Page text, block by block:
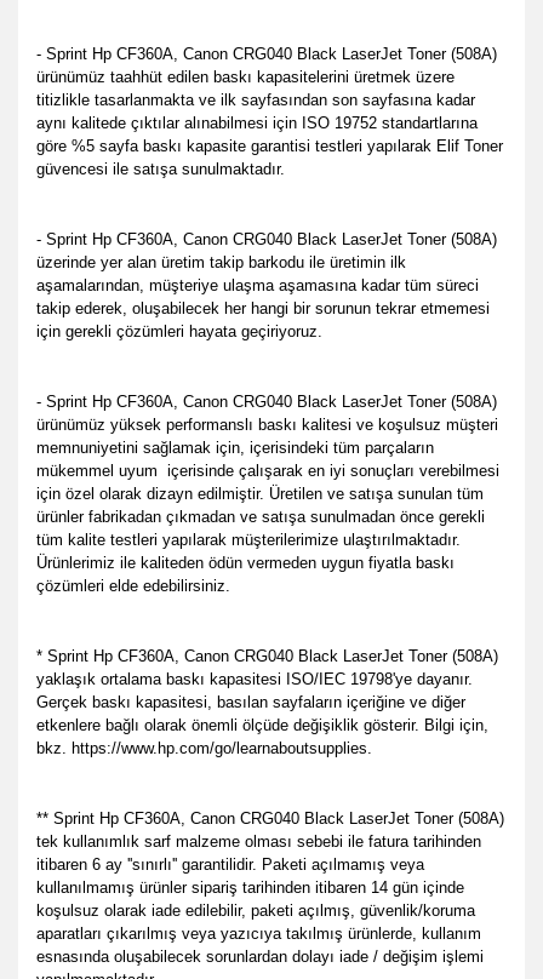
- Sprint Hp CF360A, Canon CRG040 Black LaserJet Toner (508A)
ürünümüz taahhüt edilen baskı kapasitelerini üretmek üzere
titizlikle tasarlanmakta ve ilk sayfasından son sayfasına kadar
aynı kalitede çıktılar alınabilmesi için ISO 19752 standartlarına
göre %5 sayfa baskı kapasite garantisi testleri yapılarak Elif Toner
güvencesi ile satışa sunulmaktadır.
- Sprint Hp CF360A, Canon CRG040 Black LaserJet Toner (508A)
üzerinde yer alan üretim takip barkodu ile üretimin ilk
aşamalarından, müşteriye ulaşma aşamasına kadar tüm süreci
takip ederek, oluşabilecek her hangi bir sorunun tekrar etmemesi
için gerekli çözümleri hayata geçiriyoruz.
- Sprint Hp CF360A, Canon CRG040 Black LaserJet Toner (508A)
ürünümüz yüksek performanslı baskı kalitesi ve koşulsuz müşteri
memnuniyetini sağlamak için, içerisindeki tüm parçaların
mükemmel uyum içerisinde çalışarak en iyi sonuçları verebilmesi
için özel olarak dizayn edilmiştir. Üretilen ve satışa sunulan tüm
ürünler fabrikadan çıkmadan ve satışa sunulmadan önce gerekli
tüm kalite testleri yapılarak müşterilerimize ulaştırılmaktadır.
Ürünlerimiz ile kaliteden ödün vermeden uygun fiyatla baskı
çözümleri elde edebilirsiniz.
* Sprint Hp CF360A, Canon CRG040 Black LaserJet Toner (508A)
yaklaşık ortalama baskı kapasitesi ISO/IEC 19798'ye dayanır.
Gerçek baskı kapasitesi, basılan sayfaların içeriğine ve diğer
etkenlere bağlı olarak önemli ölçüde değişiklik gösterir. Bilgi için,
bkz. https://www.hp.com/go/learnaboutsupplies.
** Sprint Hp CF360A, Canon CRG040 Black LaserJet Toner (508A)
tek kullanımlık sarf malzeme olması sebebi ile fatura tarihinden
itibaren 6 ay ''sınırlı'' garantilidir. Paketi açılmamış veya
kullanılmamış ürünler sipariş tarihinden itibaren 14 gün içinde
koşulsuz olarak iade edilebilir, paketi açılmış, güvenlik/koruma
aparatları çıkarılmış veya yazıcıya takılmış ürünlerde, kullanım
esnasında oluşabilecek sorunlardan dolayı iade / değişim işlemi